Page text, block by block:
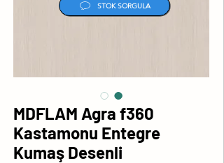
MDFLAM Agra f360
Kastamonu Entegre
Kumaş Desenli
STOK SORGULA